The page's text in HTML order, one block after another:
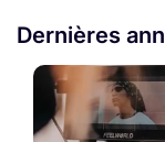
Dernières